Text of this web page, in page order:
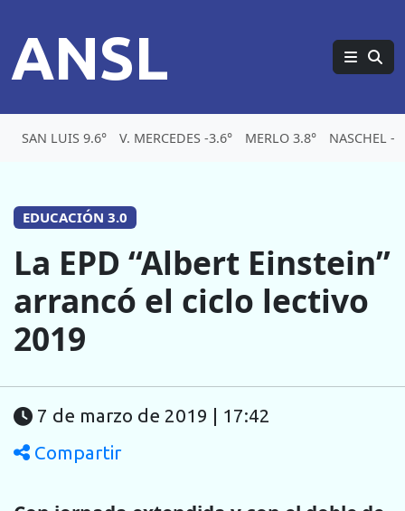
ANSL
SAN LUIS 9.6° V. MERCEDES -3.6° MERLO 3.8° NASCHEL -
EDUCACIÓN 3.0
La EPD “Albert Einstein”
arrancó el ciclo lectivo
2019
7 de marzo de 2019 | 17:42
Compartir